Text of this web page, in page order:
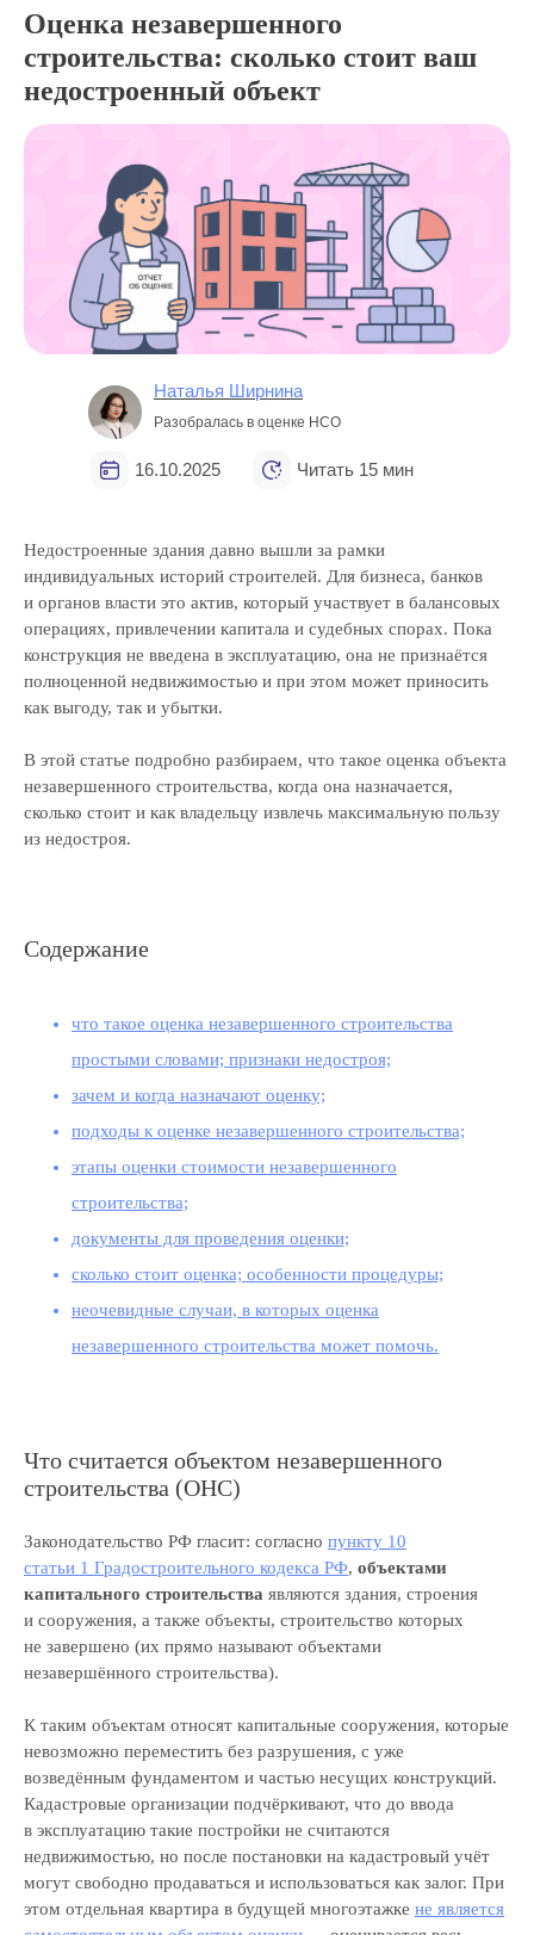
Оценка незавершенного
строительства: сколько стоит ваш
недостроенный объект
16.10.2025 Читать 15 мин
Разобралась в оценке НСО
Наталья Ширнина
Недостроенные здания давно вышли за рамки
индивидуальных историй строителей. Для бизнеса, банков
и органов власти это актив, который участвует в балансовых
операциях, привлечении капитала и судебных спорах. Пока
конструкция не введена в эксплуатацию, она не признаётся
полноценной недвижимостью и при этом может приносить
как выгоду, так и убытки.
В этой статье подробно разбираем, что такое оценка объекта
незавершенного строительства, когда она назначается,
сколько стоит и как владельцу извлечь максимальную пользу
из недостроя.
Содержание
что такое оценка незавершенного строительства
простыми словами; признаки недостроя;
зачем и когда назначают оценку;
подходы к оценке незавершенного строительства;
этапы оценки стоимости незавершенного
строительства;
документы для проведения оценки;
сколько стоит оценка; особенности процедуры;
неочевидные случаи, в которых оценка
незавершенного строительства может помочь.
Что считается объектом незавершенного
строительства (ОНС)
Законодательство РФ гласит: согласно пункту 10
статьи 1 Градостроительного кодекса РФ, объектами
капитального строительства являются здания, строения
и сооружения, а также объекты, строительство которых
не завершено (их прямо называют объектами
незавершённого строительства).
К таким объектам относят капитальные сооружения, которые
невозможно переместить без разрушения, с уже
возведённым фундаментом и частью несущих конструкций.
Кадастровые организации подчёркивают, что до ввода
в эксплуатацию такие постройки не считаются
недвижимостью, но после постановки на кадастровый учёт
могут свободно продаваться и использоваться как залог. При
этом отдельная квартира в будущей многоэтажке не является